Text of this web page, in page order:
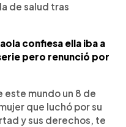
de salud tras
confiesa ella iba a
pero renunció por
este mundo un 8 de
que luchó por su
y sus derechos, te